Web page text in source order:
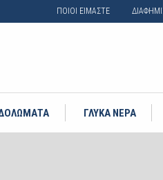
ΠΟΙΟΙ ΕΙΜΑΣΤΕ
ΓΛΥΚΑ ΝΕΡΑ